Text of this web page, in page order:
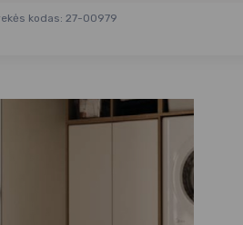
kodas: 27-00979